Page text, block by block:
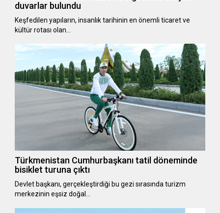
duvarlar bulundu
Keşfedilen yapıların, insanlık tarihinin en önemli ticaret ve
kültür rotası olan…
Türkmenistan Cumhurbaşkanı tatil döneminde
bisiklet turuna çıktı
Devlet başkanı, gerçekleştirdiği bu gezi sırasında turizm
merkezinin eşsiz doğal…